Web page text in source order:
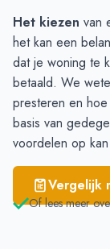
Het kiezen van
het kan een
dat je woning te
betaald. We
presteren en
basis van
voordelen op
Vergelijk
Of lees meer